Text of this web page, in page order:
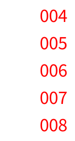
004
005
006
007
008